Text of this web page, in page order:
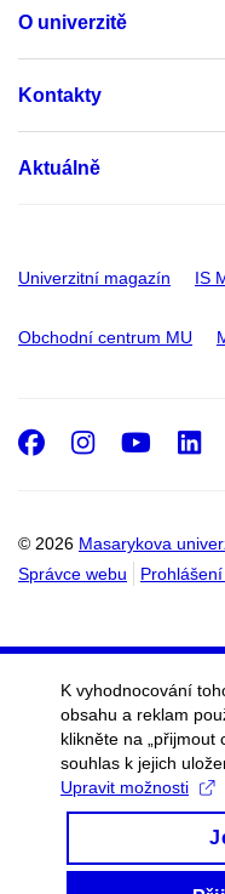
O univerzitě
Kontakty
Aktuálně
Univerzitní magazín IS
Obchodní centrum MU
© 2026 Masarykova
Správce webu
Facebook
K vyhodnocování
obsahu a reklam
klikněte na „přijmout
souhlas k jejich
Upravit možnosti